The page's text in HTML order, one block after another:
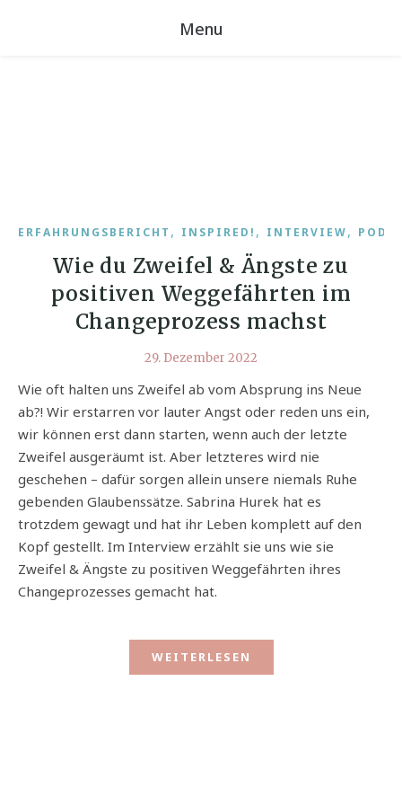
Menu
ERFAHRUNGSBERICHT , INSPIRED! , INTERVIEW,
Wie du Zweifel & Ängste zu
positiven Weggefährten im
Changeprozess machst
29. Dezember 2022
Wie oft halten uns Zweifel ab vom Absprung ins Neue
ab?! Wir erstarren vor lauter Angst oder reden uns ein,
wir können erst dann starten, wenn auch der letzte
Zweifel ausgeräumt ist. Aber letzteres wird nie
geschehen – dafür sorgen allein unsere niemals Ruhe
gebenden Glaubenssätze. Sabrina Hurek hat es
trotzdem gewagt und hat ihr Leben komplett auf den
Kopf gestellt. Im Interview erzählt sie uns wie sie
Zweifel & Ängste zu positiven Weggefährten ihres
Changeprozesses gemacht hat.
WEITERLESEN